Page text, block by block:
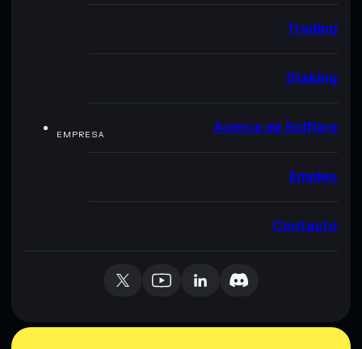
Trading
Staking
EMPRESA Acerca de Solflare
Empleo
Contacto